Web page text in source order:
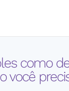
como
você